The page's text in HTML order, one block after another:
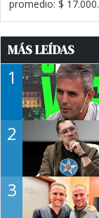
promedio: $ 17.000.
MÁS LEÍDAS
1
2
3